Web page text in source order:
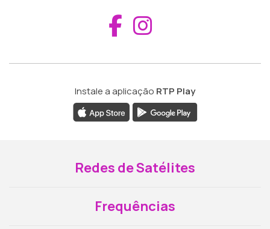
Aceder ao
Instale a aplicação RTP Play
Redes de Satélites
Frequências